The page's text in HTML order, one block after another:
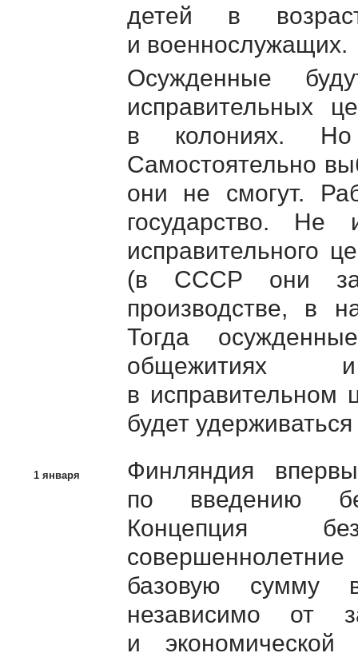
детей в
и военнослужащих.
Осужденные
исправительных
в колониях.
Самостоятельно
они не смогут.
государство. Не
исправительного
(в СССР они
производстве, в
Тогда
общежитиях
в исправительном
будет
1 января
Финляндия
по введению
Концепция
базовую сумму
независимо от
и экономической